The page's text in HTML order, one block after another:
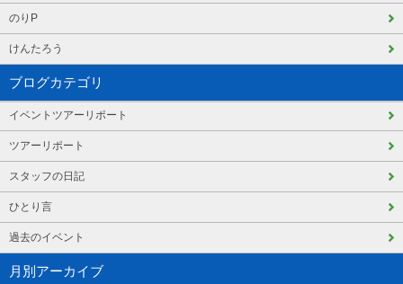
のりP
けんたろう
ブログカテゴリ
イベントツアーリポート
ツアーリポート
スタッフの日記
ひとり言
過去のイベント
月別アーカイブ